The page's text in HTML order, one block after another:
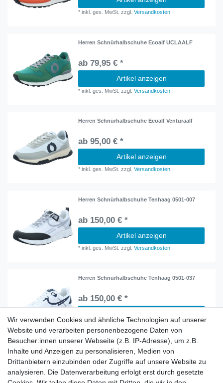
*inkl. ges. MwSt. zzgl.Versandkosten
Herren Schnürhalbschuhe Ecoalf UCLAALF
ab 79,95 € *
Artikel anzeigen
*inkl. ges. MwSt. zzgl.Versandkosten
Herren Schnürhalbschuhe Ecoalf Venturaalf
ab 95,00 € *
Artikel anzeigen
*inkl. ges. MwSt. zzgl.Versandkosten
Herren Schnürhalbschuhe Tenhaag 0501-007
ab 150,00 € *
Artikel anzeigen
*inkl. ges. MwSt. zzgl.Versandkosten
Herren Schnürhalbschuhe Tenhaag 0501-037
ab 150,00 € *
Herren Schnürhalbschuhe Tenhaag 0500-027
ab 150,00 € *
Wir verwenden Cookies und ähnliche Technologien auf unserer
Website und verarbeiten personenbezogene Daten von
Besucher:innen unserer Webseite (z.B. IP-Adresse), um z.B.
Inhalte und Anzeigen zu personalisieren, Medien von
Drittanbietern einzubinden oder Zugriffe auf unsere Website zu
analysieren. Die Datenverarbeitung erfolgt erst durch gesetzte